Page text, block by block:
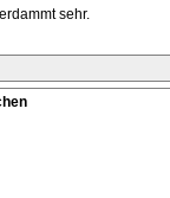
sehr.